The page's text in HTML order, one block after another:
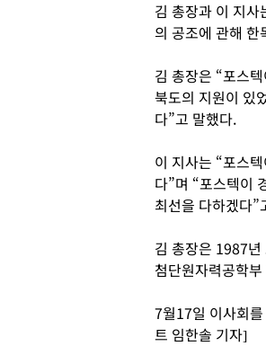
김 총장과 이 지
의 공조에 관해 한
김 총장은 “포스
북도의 지원이 있
다”고 말했다.
이 지사는 “포스
다”며 “포스텍이
최선을 다하겠다”
김 총장은 1987
첨단원자력공학
7월17일 이사회
트 임한솔 기자]